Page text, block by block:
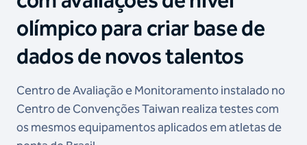
olímpico para criar base de
dados de novos talentos
Centro de Avaliação e Monitoramento instalado no
Centro de Convenções Taiwan realiza testes com
os mesmos equipamentos aplicados em atletas de